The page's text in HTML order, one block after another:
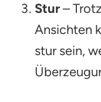
Stur–
Ansichten
stur sein,